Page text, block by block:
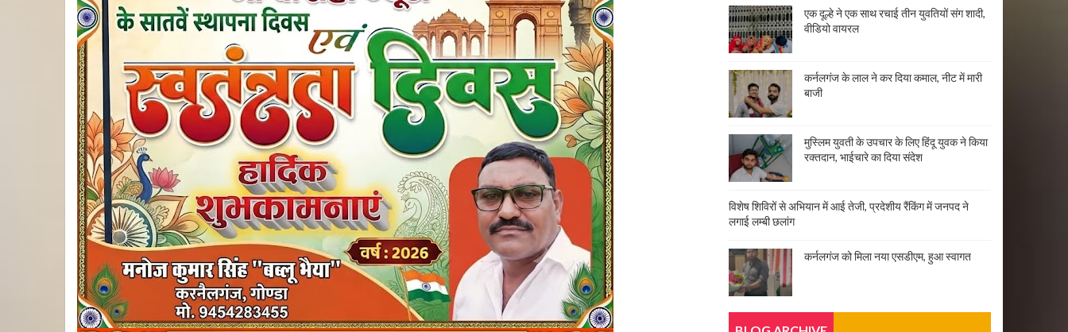
एक दूल्हे ने एक साथ रचाई तीन युवतियों संग शादी,
वीडियो वायरल
कर्नलगंज के लाल ने कर दिया कमाल, नीट में मारी
बाजी
मुस्लिम युवती के उपचार के लिए हिंदू युवक ने किया
रक्तदान, भाईचारे का दिया संदेश
विशेष शिविरों से अभियान में आई तेजी, प्रदेशीय रैंकिंग में जनपद ने
लगाई लम्बी छलांग
कर्नलगंज को मिला नया एसडीएम, हुआ स्वागत